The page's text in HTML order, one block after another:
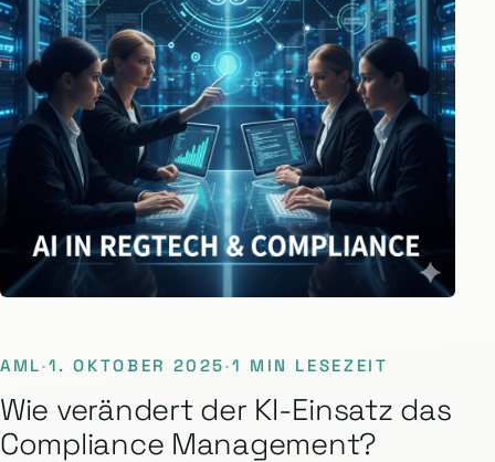
AML·1. OKTOBER 2025·1 MIN LESEZEIT
Wie verändert der KI-Einsatz das
Compliance Management?